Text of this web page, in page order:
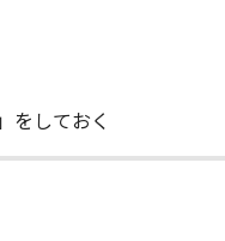
しておく